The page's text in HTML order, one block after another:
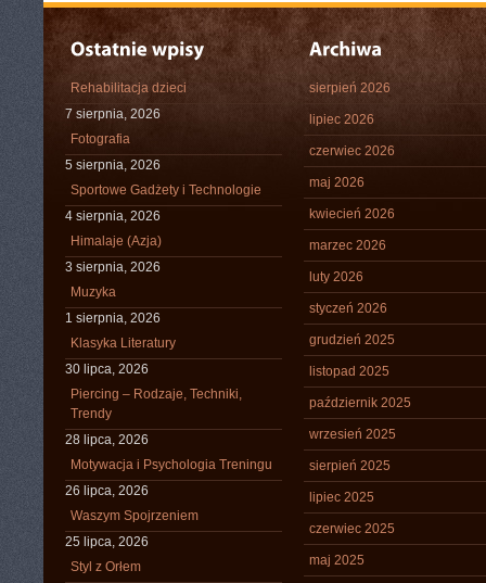
Rehabilitacja dzieci
7 sierpnia, 2026
Fotografia
5 sierpnia, 2026
Sportowe Gadżety i Technologie
4 sierpnia, 2026
Himalaje (Azja)
3 sierpnia, 2026
Muzyka
1 sierpnia, 2026
Klasyka Literatury
30 lipca, 2026
Piercing – Rodzaje, Techniki,
Trendy
28 lipca, 2026
Motywacja i Psychologia Treningu
26 lipca, 2026
Waszym Spojrzeniem
25 lipca, 2026
Styl z Orłem
sierpień 2026
lipiec 2026
czerwiec 2026
maj 2026
kwiecień 2026
marzec 2026
luty 2026
styczeń 2026
grudzień 2025
listopad 2025
październik 2025
wrzesień 2025
sierpień 2025
lipiec 2025
czerwiec 2025
maj 2025